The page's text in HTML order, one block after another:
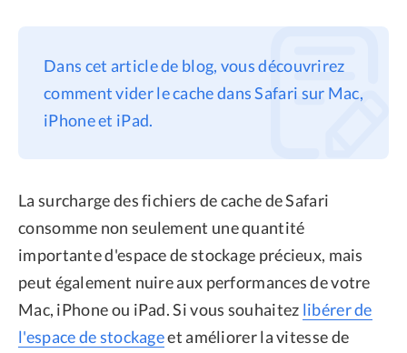
Confidentialité
Dans cet article de blog, vous découvrirez
comment vider le cache dans Safari sur Mac,
iPhone et iPad.
La surcharge des fichiers de cache de Safari
consomme non seulement une quantité
importante d'espace de stockage précieux, mais
peut également nuire aux performances de votre
Mac, iPhone ou iPad. Si vous souhaitez libérer de
l'espace de stockageet améliorer la vitesse de